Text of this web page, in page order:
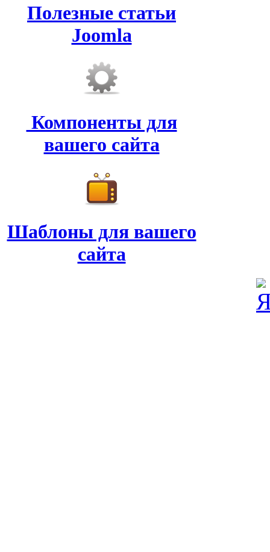
Полезные статьи
Joomla
Компоненты для
вашего сайта
Шаблоны для вашего
сайта